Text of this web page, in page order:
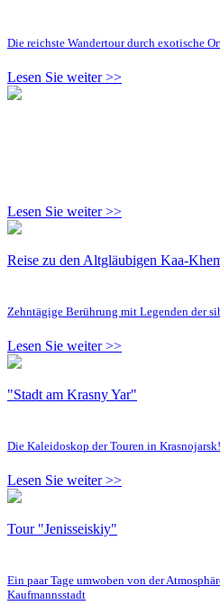
Die reichste Wandertour durch exotische
Lesen Sie weiter >>
Lesen Sie weiter >>
Reise zu den Altgläubigen Kaa-
Zehntägige Berührung mit Legenden der
Lesen Sie weiter >>
"Stadt am Krasny Yar"
Die Kaleidoskop der Touren in
Lesen Sie weiter >>
Tour "Jenisseiskiy"
Ein paar Tage umwoben von der
Kaufmannsstadt